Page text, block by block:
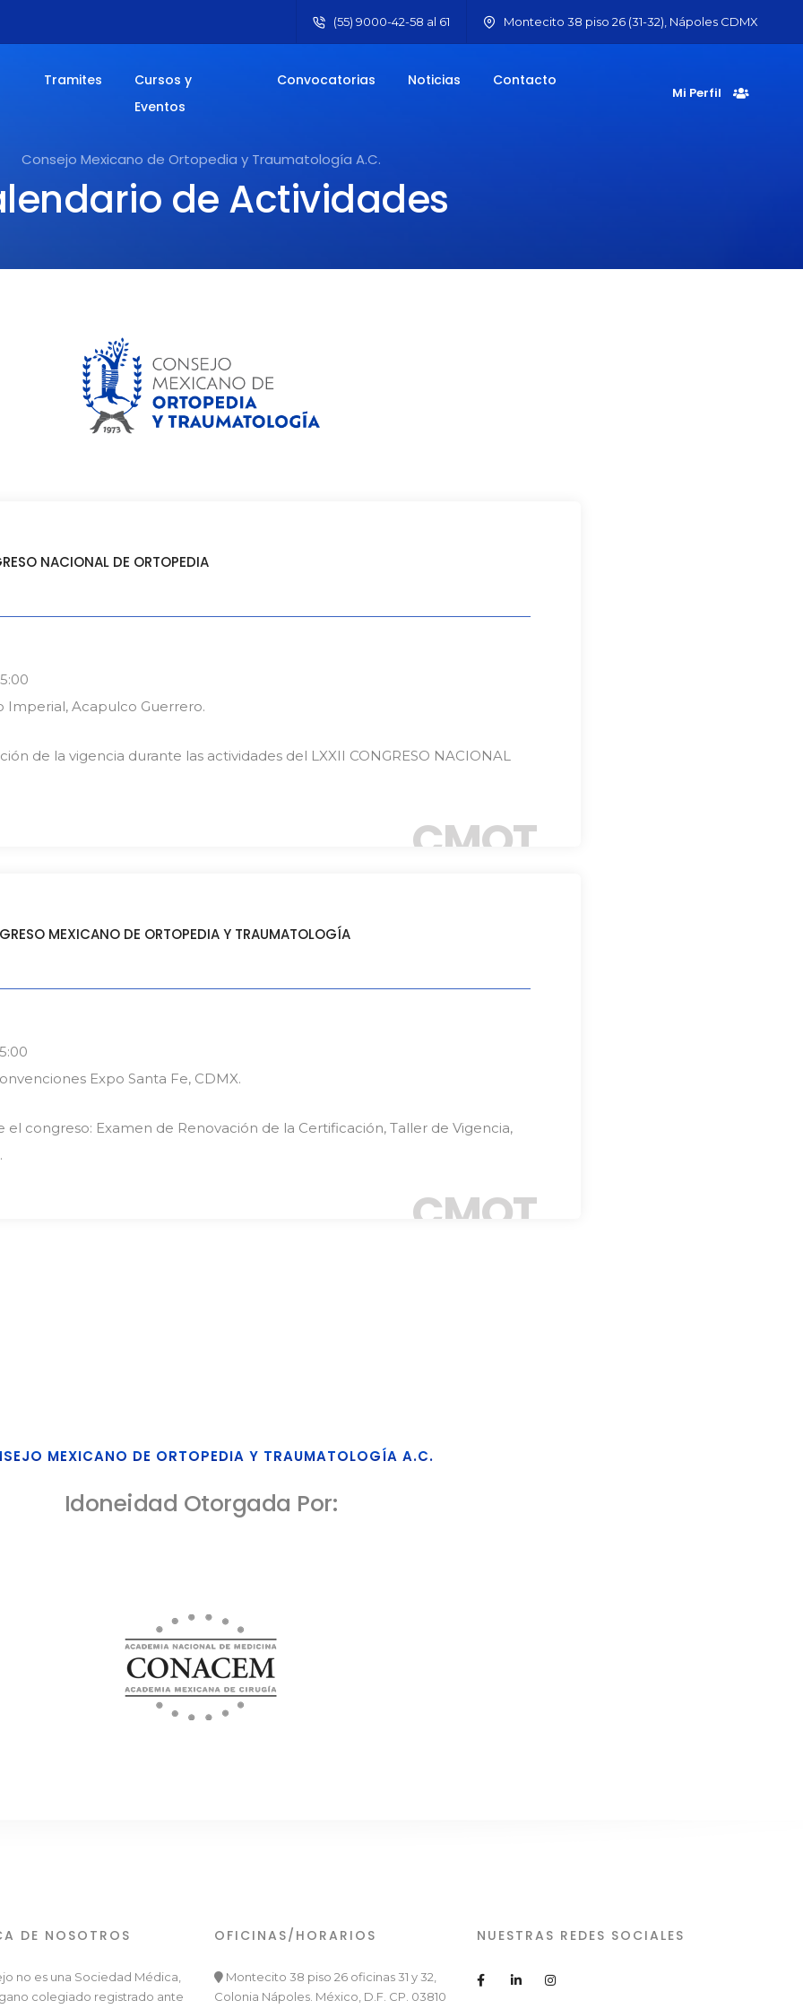
(55) 9000-42-58 al 61 Montecito 38 piso 26 (31-32), Nápoles CDMX
Tramites
Cursos y
Eventos
Convocatorias Noticias Contacto
Mi Perfil
Consejo Mexicano de Ortopedia y Traumatología A.C.
de Actividades
NACIONAL DE ORTOPEDIA
Imperial, Acapulco Guerrero.
de la vigencia durante las actividades del LXXII CONGRESO NACIONAL
CMOT
MEXICANO DE ORTOPEDIA Y TRAUMATOLOGÍA
Expo Santa Fe, CDMX.
el congreso: Examen de Renovación de la Certificación, Taller de Vigencia,
CMOT
MEXICANO DE ORTOPEDIA Y TRAUMATOLOGÍA A.C.
Idoneidad Otorgada Por:
DE NOSOTROS
no es una Sociedad Médica,
colegiado registrado ante
OFICINAS/HORARIOS
Montecito 38 piso 26 oficinas 31 y 32,
Colonia Nápoles. México, D.F. CP. 03810
NUESTRAS REDES SOCIALES